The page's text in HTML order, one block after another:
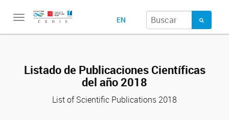
Toggle
EN
Listado de Publicaciones Científicas
del año 2018
List of Scientific Publications 2018